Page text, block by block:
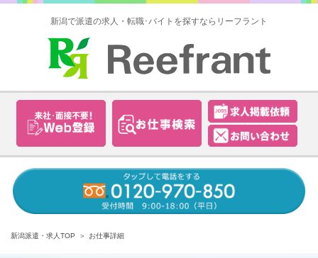
新潟で派遣の求人・転職･バイトを探すならリーフラント
新潟派遣・求人TOP お仕事詳細